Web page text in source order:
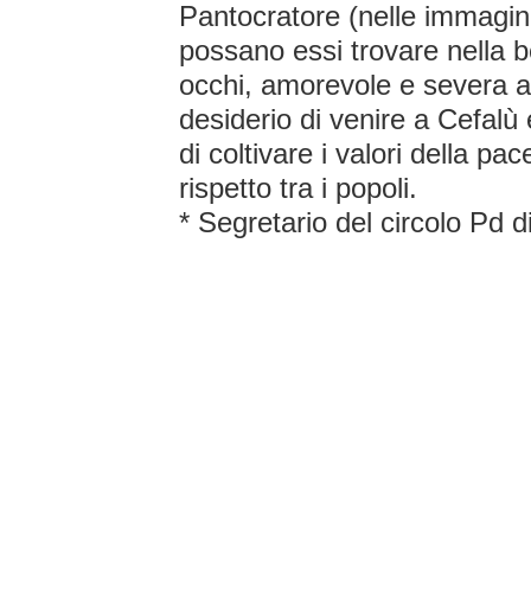
Pantocratore (nelle
possano essi trovare nella
occhi, amorevole e severa
desiderio di venire a
di coltivare i valori della
rispetto tra i popoli.
* Segretario del circolo Pd